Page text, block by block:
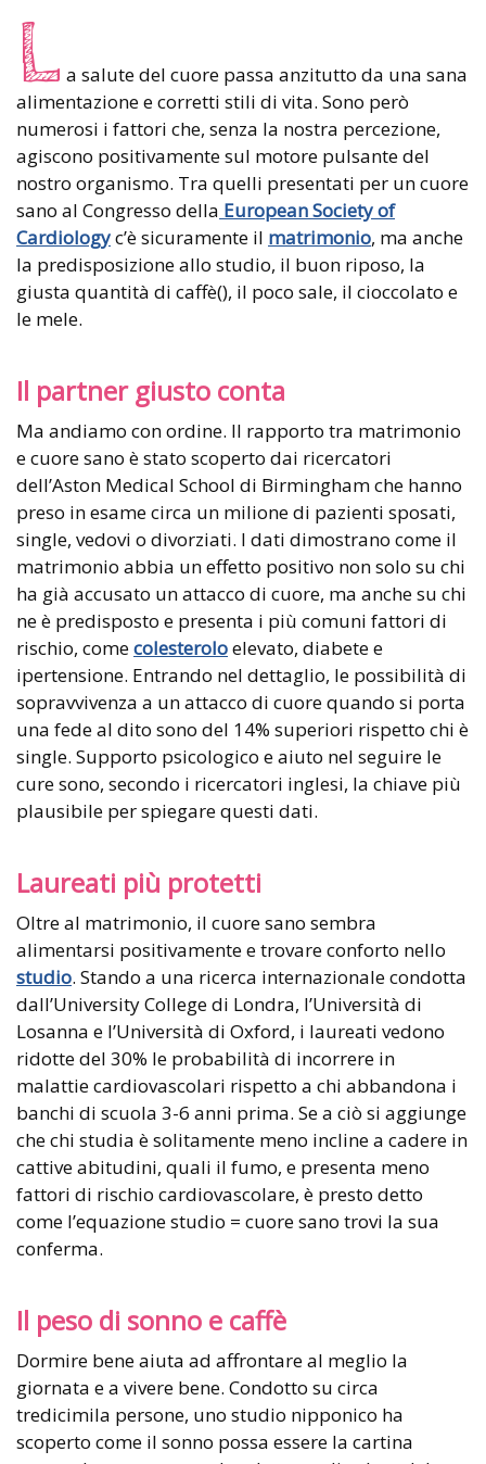
L a salute del cuore passa anzitutto da una sana
alimentazione e corretti stili di vita. Sono però
numerosi i fattori che, senza la nostra percezione,
agiscono positivamente sul motore pulsante del
nostro organismo. Tra quelli presentati per un cuore
sano al Congresso della European Society of
Cardiologyc’è sicuramente il matrimonio, ma anche
la predisposizione allo studio, il buon riposo, la
giusta quantità di caffè(), il poco sale, il cioccolato e
le mele.
Il partner giusto conta
Ma andiamo con ordine. Il rapporto tra matrimonio
e cuore sano è stato scoperto dai ricercatori
dell’Aston Medical School di Birmingham che hanno
preso in esame circa un milione di pazienti sposati,
single, vedovi o divorziati. I dati dimostrano come il
matrimonio abbia un effetto positivo non solo su chi
ha già accusato un attacco di cuore, ma anche su chi
ne è predisposto e presenta i più comuni fattori di
rischio, comecolesteroloelevato, diabete e
ipertensione. Entrando nel dettaglio, le possibilità di
sopravvivenza a un attacco di cuore quando si porta
una fede al dito sono del 14% superiori rispetto chi è
single. Supporto psicologico e aiuto nel seguire le
cure sono, secondo i ricercatori inglesi, la chiave più
plausibile per spiegare questi dati.
Laureati più protetti
Oltre al matrimonio, il cuore sano sembra
alimentarsi positivamente e trovare conforto nello
studio. Stando a una ricerca internazionale condotta
dall’University College di Londra, l’Università di
Losanna e l’Università di Oxford, i laureati vedono
ridotte del 30% le probabilità di incorrere in
malattie cardiovascolari rispetto a chi abbandona i
banchi di scuola 3-6 anni prima. Se a ciò si aggiunge
che chi studia è solitamente meno incline a cadere in
cattive abitudini, quali il fumo, e presenta meno
fattori di rischio cardiovascolare, è presto detto
come l’equazione studio = cuore sano trovi la sua
conferma.
Il peso di sonno e caffè
Dormire bene aiuta ad affrontare al meglio la
giornata e a vivere bene. Condotto su circa
tredicimila persone, uno studio nipponico ha
scoperto come il sonno possa essere la cartina